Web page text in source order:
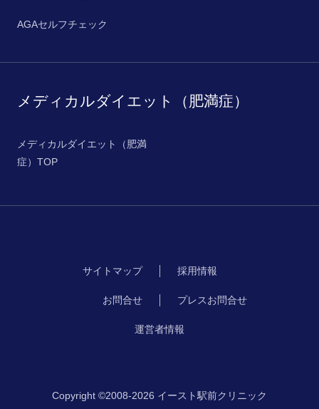
AGAセルフチェック
メディカルダイエット（肥満症）
メディカルダイエット（肥満
症）TOP
サイトマップ 採用情報
お問合せ プレスお問合せ
運営者情報
Copyright ©2008-2026 イースト駅前クリニック